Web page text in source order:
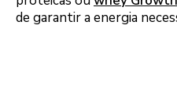
de garantir a energia